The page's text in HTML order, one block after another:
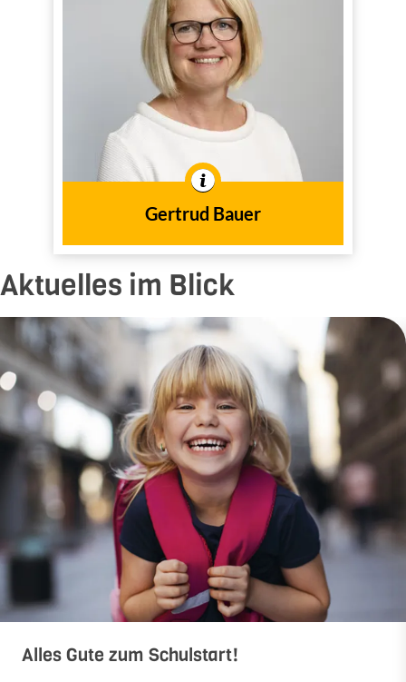
Gertrud Bauer
Tätig im
Innendienst
Aktuelles im Blick
Alles Gute zum Schulstart!